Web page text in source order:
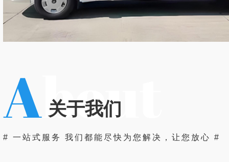
桂林重症转院电话 桂林重
关于我们
# 一站式服务 我们都能尽快为您解决，让您放心 #